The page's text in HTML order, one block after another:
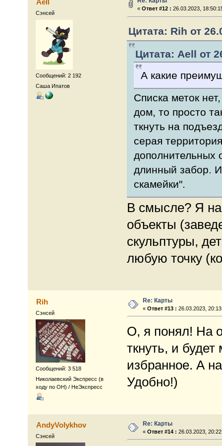
Aell
Сэнсей
Сообщений: 2 192
Саша Ипатов
«Ответ #12 : 26.03.2023,
Цитата: Rih от
Цитата: Aell от
А какие
Списка меток
дом, то просто
ткнуть на
серая
дополнительных
длинный забор.
скамейки".
В смысле? Я
объекты
скульптуры,
любую точку
Rih
Сэнсей
Сообщений: 3 518
Николаевский Экспресс (в
ходу по ОН) / НеЭкспресс
Re: Карты
«Ответ #13 : 26.03.2023,
О, я понял! На
ткнуть, и
избранное. А
Удобно!)
AndyVolykhov
Сэнсей
Re: Карты
«Ответ #14 : 26.03.2023,